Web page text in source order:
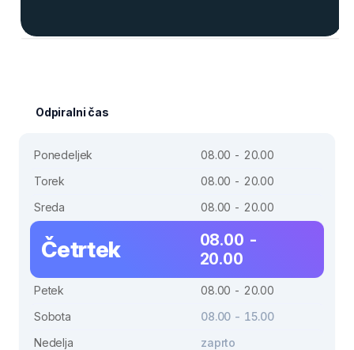
Odpiralni čas
Ponedeljek
08.00 - 20.00
Torek
08.00 - 20.00
Sreda
08.00 - 20.00
Četrtek
08.00 -
20.00
Petek
08.00 - 20.00
Sobota
08.00 - 15.00
Nedelja
zaprto